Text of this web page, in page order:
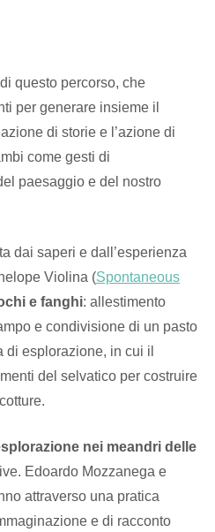
questo percorso, che
per generare insieme il
di storie e l’azione di
come gesti di
paesaggio e del nostro
dai saperi e dall’esperienza
Violina (Spontaneous
e fanghi: allestimento
e condivisione di un pasto
di esplorazione, in cui il
del selvatico per costruire
nei meandri delle
Edoardo Mozzanega e
attraverso una pratica
e di racconto